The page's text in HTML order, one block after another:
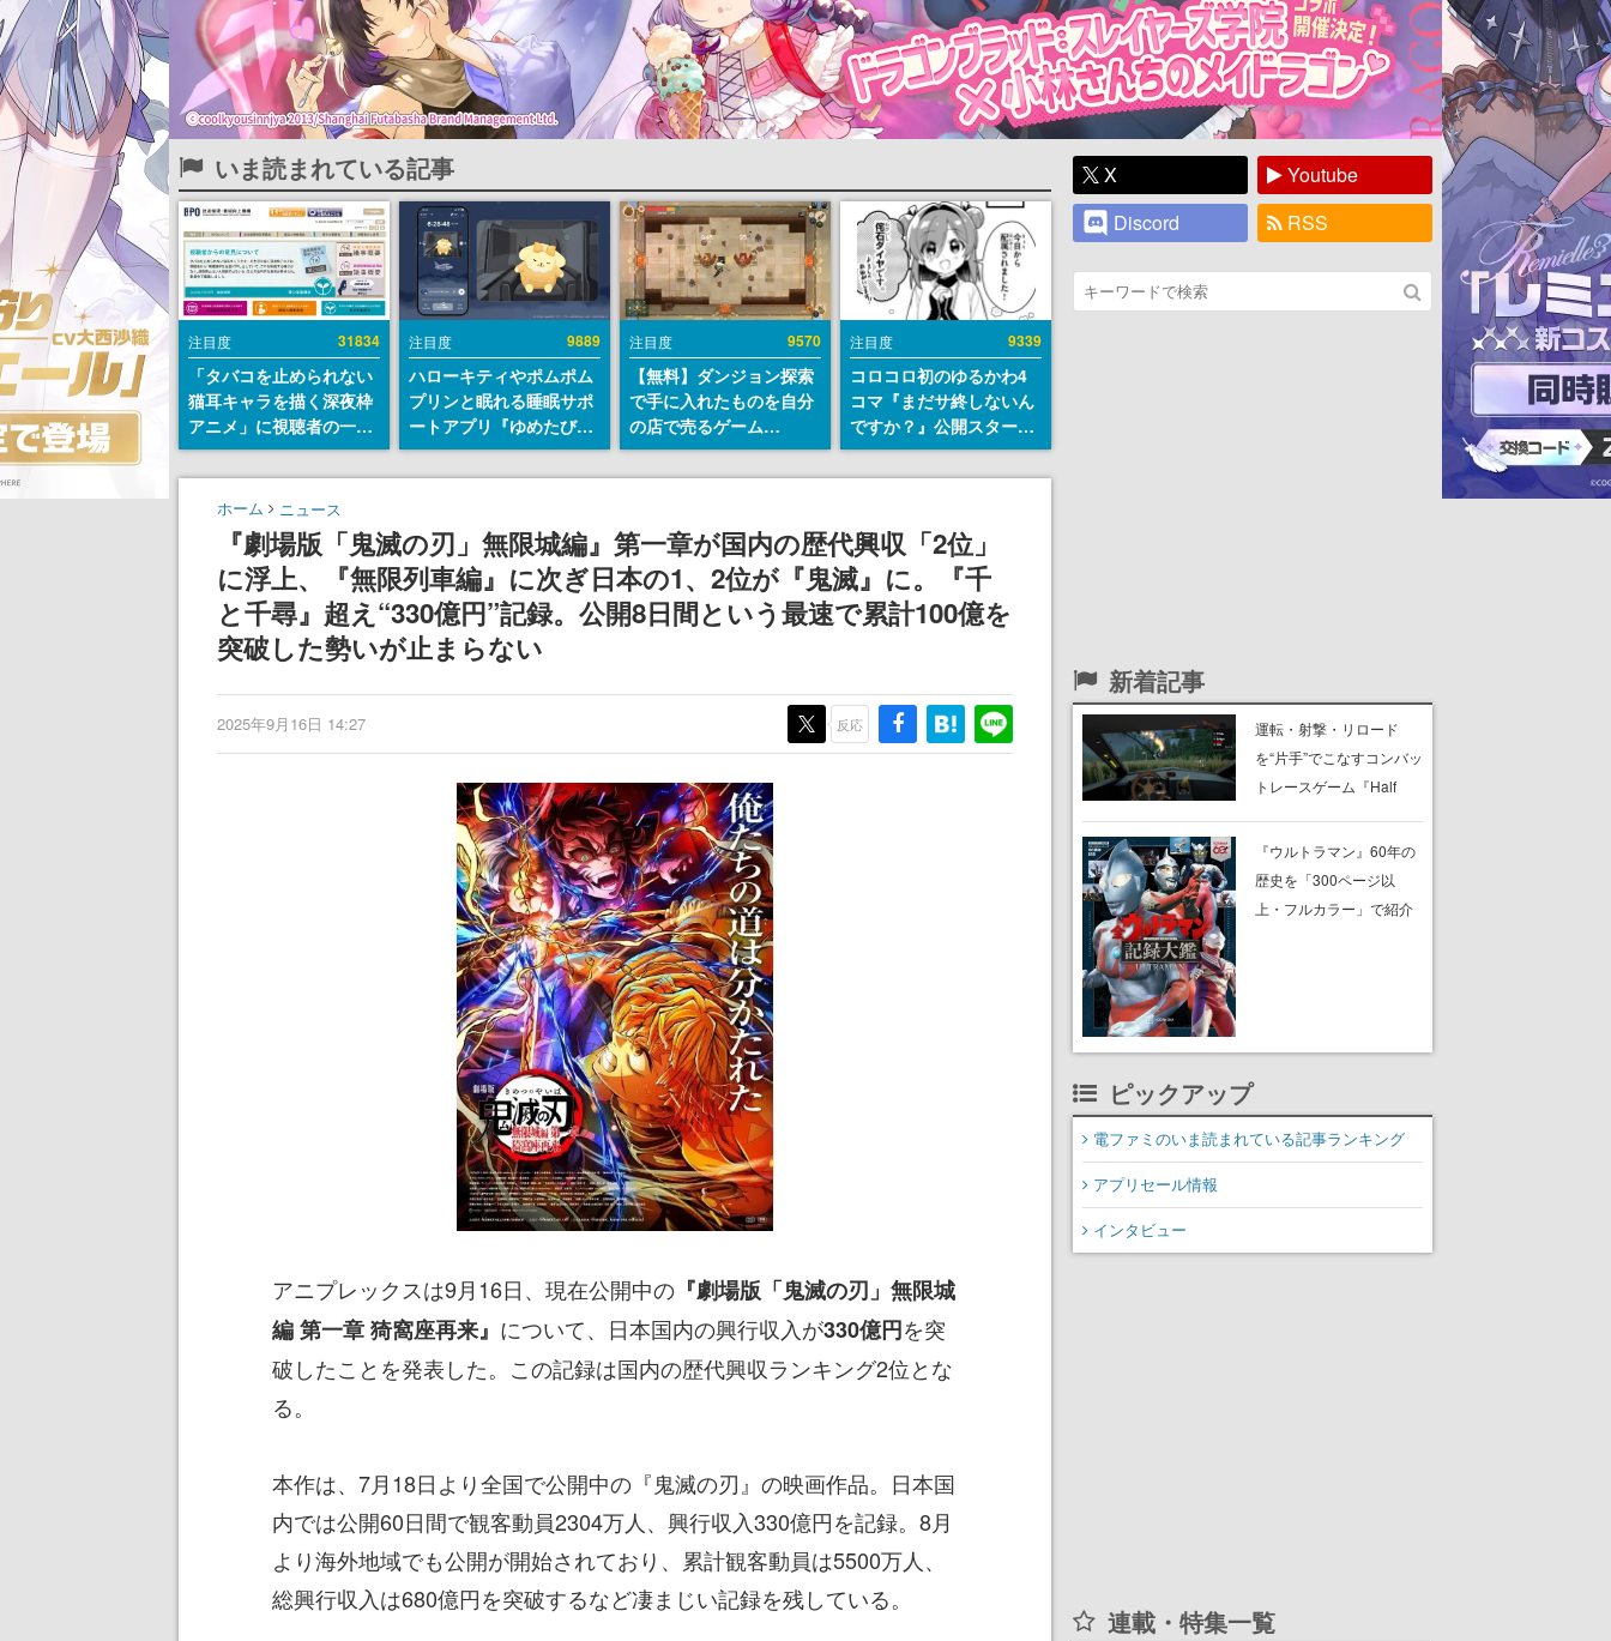
いま読まれている記事
注目度 31834
「タバコを止められない
猫耳キャラを描く深夜枠
アニメ」に視聴者の一部
から批判意見。違法薬物
の使用と思わしき描写も
含めて、BPOが議論を交
注目度 9889
ハローキティやポムポム
プリンと眠れる睡眠サポ
ートアプリ『ゆめたび』
が配信中。キャラごとの
ASMRや目覚ましアラー
注目度 9570
【無料】ダンジョン探索
で手に入れたものを自分
の店で売るゲーム
『Moonlighter』が
Steamにて無料配布中！
の9月2日正式リリースを
記念したキャンペーン
注目度 9339
コロコロ初のゆるかわ4
コマ『まだサ終しないん
ですか？』公開スター
ト。主人公は新入社員の
侘石ダイヤ、ゲーム会社
する社員たちを描く
ホーム ニュース
『劇場版「鬼滅の刃」無限城編』第一章が国内の歴代興収「2位」
に浮上、『無限列車編』に次ぎ日本の1、2位が『鬼滅』に。『千
と千尋』超え“330億円”記録。公開8日間という最速で累計100億を
突破した勢いが止まらない
2025年9月16日 14:27 反応
アニプレックスは9月16日、現在公開中の 『劇場版「鬼滅の刃」無限城
編 第一章 猗窩座再来』 について、日本国内の興行収入が330億円を突
破したことを発表した。この記録は国内の歴代興収ランキング2位とな
る。
本作は、7月18日より全国で公開中の『鬼滅の刃』の映画作品。日本国
内では公開60日間で観客動員2304万人、興行収入330億円を記録。8月
より海外地域でも公開が開始されており、累計観客動員は5500万人、
総興行収入は680億円を突破するなど凄まじい記録を残している。
X
Youtube
Discord
RSS
新着記事
運転・射撃・リロード
を“片手”でこなすコンバッ
トレースゲーム『Half
イバルを片手運転でぶっ
飛ばし、銃の片手撃ちで
蹴散らしながら勝利を目
『ウルトラマン』60年の
歴史を「300ページ以
上・フルカラー」で紹介
の円谷特撮も30作品以上
ピックアップ
電ファミのいま読まれている記事ランキング
アプリセール情報
インタビュー
連載・特集一覧